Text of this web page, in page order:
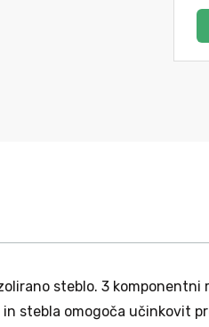
steblo. 3 komponentni
stebla omogoča učinkovit